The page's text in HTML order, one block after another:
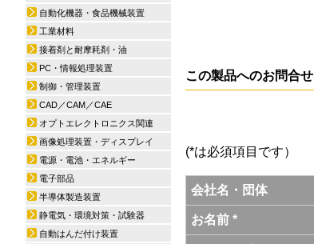
この製品へのお問合せ
(*は必須項目です）
会社名・団体
お名前 *
自動化機器・食品機械装置
工業材料
接着剤と耐摩耗剤・油
PC・情報処理装置
制御・管理装置
CAD／CAM／CAE
オプトエレクトロニクス関連
画像処理装置・ディスプレイ
電源・電池・エネルギー
電子部品
半導体製造装置
静電気・環境対策・試験器
自動はんだ付け装置